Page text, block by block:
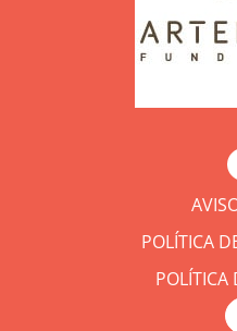
POLÍTICA
POLÍTICA